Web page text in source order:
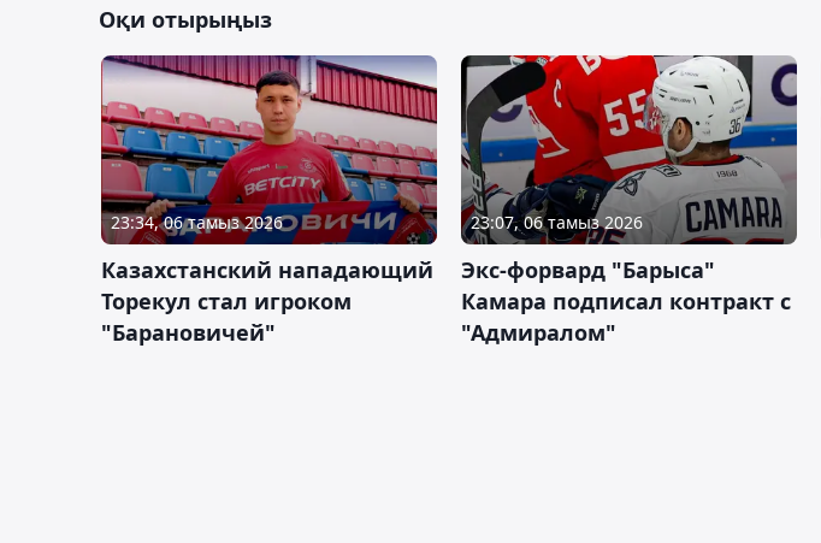
Оқи отырыңыз
23:34, 06 тамыз 2026
Казахстанский нападающий
Торекул стал игроком
"Барановичей"
23:07, 06 тамыз 2026
Экс-форвард "Барыса"
Камара подписал контракт с
"Адмиралом"